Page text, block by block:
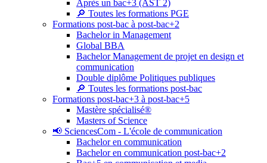
Après un bac+3 (AST 2)
🔎 Toutes les formations PGE
Formations post-bac à post-bac+2
Bachelor in Management
Global BBA
Bachelor Management de projet en design et
communication
Double diplôme Politiques publiques
🔎 Toutes les formations post-bac
Formations post-bac+3 à post-bac+5
Mastère spécialisé®
Masters of Science
📢 SciencesCom - L'école de communication
Bachelor en communication
Bachelor en communication post-bac+2